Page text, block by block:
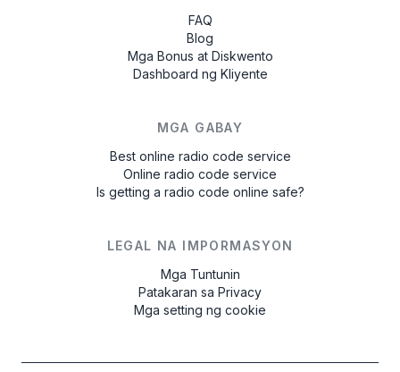
FAQ
Blog
Mga Bonus at Diskwento
Dashboard ng Kliyente
MGA GABAY
Best online radio code service
Online radio code service
Is getting a radio code online safe?
LEGAL NA IMPORMASYON
Mga Tuntunin
Patakaran sa Privacy
Mga setting ng cookie